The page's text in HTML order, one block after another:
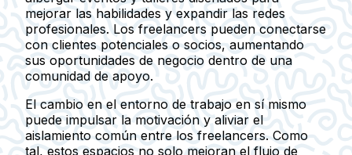
mejorar las habilidades y expandir las redes
profesionales. Los freelancers pueden conectarse
con clientes potenciales o socios, aumentando
sus oportunidades de negocio dentro de una
comunidad de apoyo.
El cambio en el entorno de trabajo en sí mismo
puede impulsar la motivación y aliviar el
aislamiento común entre los freelancers. Como
tal, estos espacios no solo mejoran el flujo de